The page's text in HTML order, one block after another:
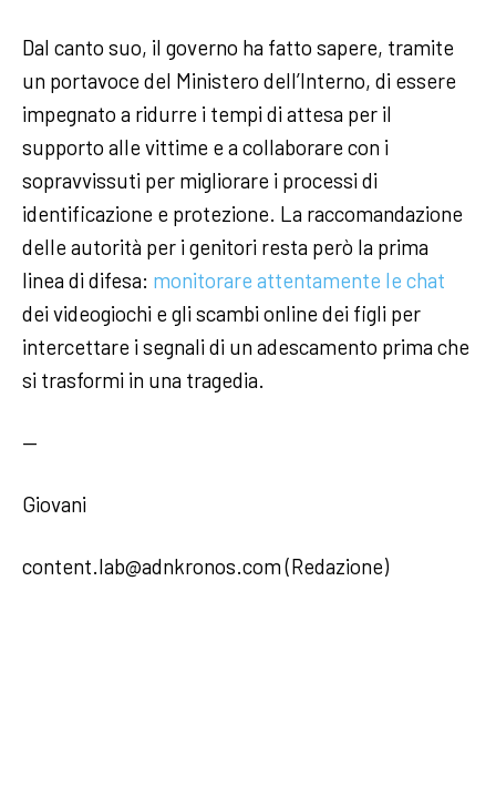
Dal canto suo, il governo ha fatto sapere, tramite
un portavoce del Ministero dell’Interno, di essere
impegnato a ridurre i tempi di attesa per il
supporto alle vittime e a collaborare con i
sopravvissuti per migliorare i processi di
identificazione e protezione. La raccomandazione
delle autorità per i genitori resta però la prima
linea di difesa: monitorare attentamente le chat
dei videogiochi e gli scambi online dei figli per
intercettare i segnali di un adescamento prima che
si trasformi in una tragedia.
—
Giovani
content.lab@adnkronos.com (Redazione)